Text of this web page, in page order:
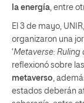
la energía, entre
El 3 de mayo,
organizaron una
‘Metaverse: Ruling
reflexionó sobre las
metaverso,
estados deberán